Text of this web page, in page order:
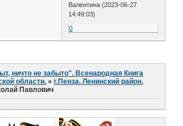
Валентина (2023-06-27
14:49:03)
0
ничто не забыто". Всенародная Книга
области. »г.Пенза. Ленинский район.
Павлович